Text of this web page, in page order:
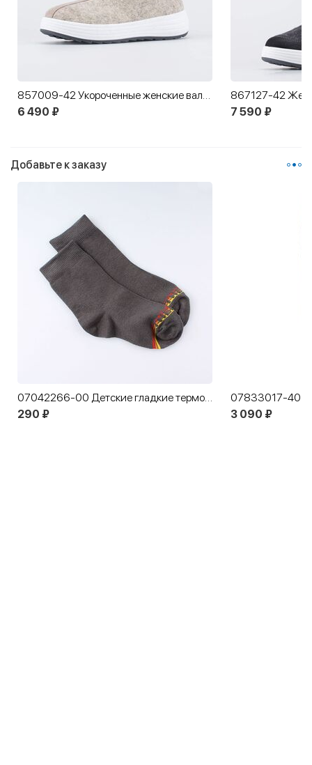
857009-42 Укороченные женские валенки
6 490 ₽
7 590 ₽
Добавьте к заказу
07042266-00 Детские гладкие термоноски MF серый
290 ₽
3 090 ₽